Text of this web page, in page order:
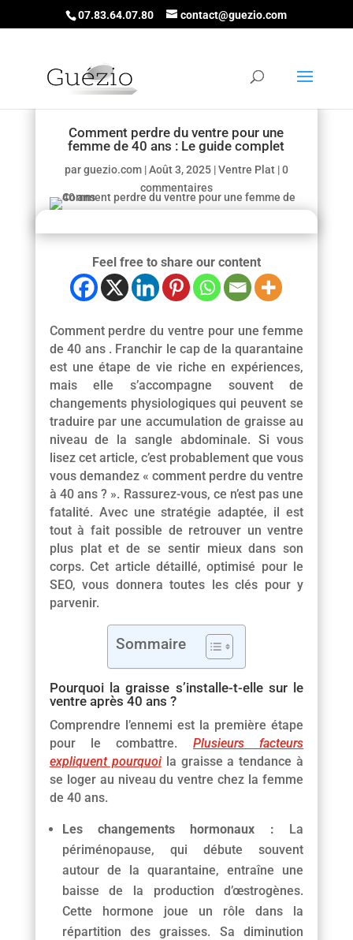
07.83.64.07.80 contact@guezio.com
Comment perdre du ventre pour une
femme de 40 ans : Le guide complet
parguezio.com|Août 3, 2025|Ventre Plat|0
commentaires
Feel free to share our content
Comment perdre du ventre pour une femme
de 40 ans . Franchir le cap de la quarantaine
est une étape de vie riche en expériences,
mais elle s’accompagne souvent de
changements physiologiques qui peuvent se
traduire par une accumulation de graisse au
niveau de la sangle abdominale. Si vous
lisez cet article, c’est probablement que vous
vous demandez « comment perdre du ventre
à 40 ans ? ». Rassurez-vous, ce n’est pas une
fatalité. Avec une stratégie adaptée, il est
tout à fait possible de retrouver un ventre
plus plat et de se sentir mieux dans son
corps. Cet article détaillé, optimisé pour le
SEO, vous donnera toutes les clés pour y
parvenir.
Sommaire
Pourquoi la graisse s’installe-t-elle sur le
ventre après 40 ans ?
Comprendre l’ennemi est la première étape
pour le combattre. Plusieurs facteurs
expliquent pourquoila graisse a tendance à
se loger au niveau du ventre chez la femme
de 40 ans.
Les changements hormonaux : La
périménopause, qui débute souvent
autour de la quarantaine, entraîne une
baisse de la production d’œstrogènes.
Cette hormone joue un rôle dans la
répartition des graisses. Sa diminution